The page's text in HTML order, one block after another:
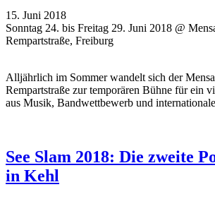
15. Juni 2018
Sonntag 24. bis Freitag 29. Juni 2018 @
Rempartstraße, Freiburg
Alljährlich im Sommer wandelt sich der
Rempartstraße zur temporären Bühne für ein
aus Musik, Bandwettbewerb und
See Slam 2018: Die zweite
in Kehl